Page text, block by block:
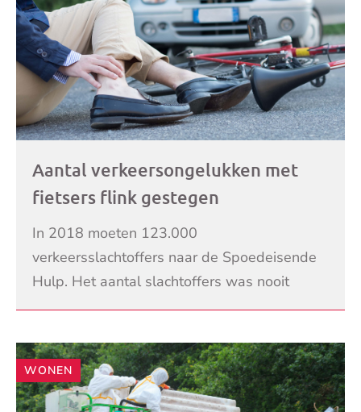
Aantal verkeersongelukken met
fietsers flink gestegen
In 2018 moeten 123.000
verkeersslachtoffers naar de Spoedeisende
Hulp. Het aantal slachtoffers was nooit
eerder zo hoog. Dit komt volgens het
LEES VERDER
WONEN